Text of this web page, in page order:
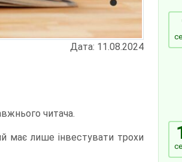
Дата: 11.08.2024
читача.
має лише інвестувати трохи